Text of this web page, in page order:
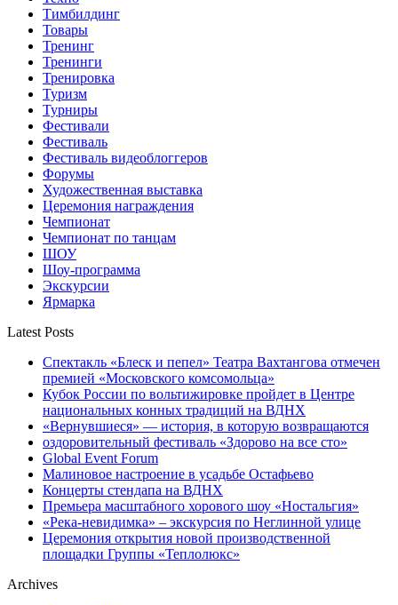
Тимбилдинг
Товары
Тренинг
Тренинги
Тренировка
Туризм
Турниры
Фестивали
Фестиваль
Фестиваль видеоблоггеров
Форумы
Художественная выставка
Церемония награждения
Чемпионат
Чемпионат по танцам
ШОУ
Шоу-программа
Экскурсии
Ярмарка
Latest Posts
Спектакль «Блеск и пепел» Театра Вахтангова отмечен
премией «Московского комсомольца»
Кубок России по вольтижировке пройдет в Центре
национальных конных традиций на ВДНХ
«Вернувшиеся» — история, в которую возвращаются
оздоровительный фестиваль «Здорово на все сто»
Global Event Forum
Малиновое настроение в усадьбе Остафьево
Концерты стендапа на ВДНХ
Премьера масштабного хорового шоу «Ностальгия»
«Река-невидимка» – экскурсия по Неглинной улице
Церемония открытия новой производственной
площадки Группы «Теплолюкс»
Archives